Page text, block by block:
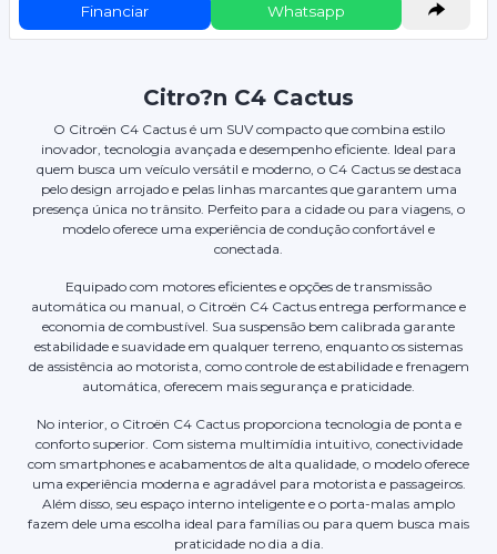
Financiar Whatsapp
Citro?n C4 Cactus
O Citroën C4 Cactus é um SUV compacto que combina estilo
inovador, tecnologia avançada e desempenho eficiente. Ideal para
quem busca um veículo versátil e moderno, o C4 Cactus se destaca
pelo design arrojado e pelas linhas marcantes que garantem uma
presença única no trânsito. Perfeito para a cidade ou para viagens, o
modelo oferece uma experiência de condução confortável e
conectada.
Equipado com motores eficientes e opções de transmissão
automática ou manual, o Citroën C4 Cactus entrega performance e
economia de combustível. Sua suspensão bem calibrada garante
estabilidade e suavidade em qualquer terreno, enquanto os sistemas
de assistência ao motorista, como controle de estabilidade e frenagem
automática, oferecem mais segurança e praticidade.
No interior, o Citroën C4 Cactus proporciona tecnologia de ponta e
conforto superior. Com sistema multimídia intuitivo, conectividade
com smartphones e acabamentos de alta qualidade, o modelo oferece
uma experiência moderna e agradável para motorista e passageiros.
Além disso, seu espaço interno inteligente e o porta-malas amplo
fazem dele uma escolha ideal para famílias ou para quem busca mais
praticidade no dia a dia.